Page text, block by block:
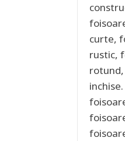
curte,
rustic,